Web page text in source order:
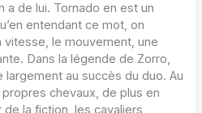
a de lui. Tornado en est un
entendant ce mot, on
le mouvement, une
Dans la légende de Zorro,
au succès du duo. Au
chevaux, de plus en
de la fiction, les cavaliers